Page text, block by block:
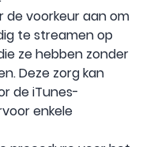
de voorkeur aan om
te streamen op
ze hebben zonder
Deze zorg kan
de iTunes-
enkele